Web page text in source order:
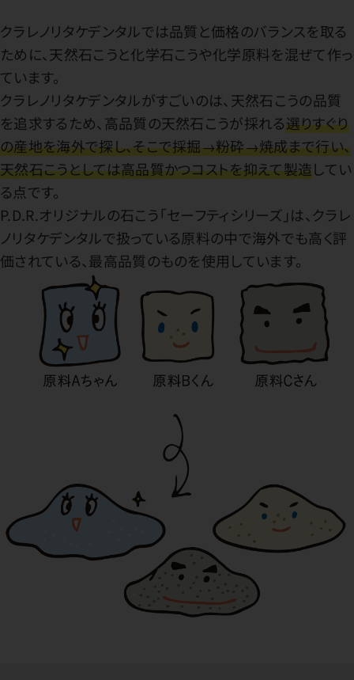
クラレノリタケデンタルでは品質と価格のバランスを取る
ために、天然石こうと化学石こうや化学原料を混ぜて作っ
ています。
クラレノリタケデンタルがすごいのは、天然石こうの品質
を追求するため、高品質の天然石こうが採れる選りすぐり
の産地を海外で探し、そこで採掘→粉砕→焼成まで行い、
天然石こうとしては高品質かつコストを抑えて製造してい
る点です。
P.D.R.オリジナルの石こう「セーフティシリーズ」は、クラレ
ノリタケデンタルで扱っている原料の中で海外でも高く評
価されている、最高品質のものを使用しています。